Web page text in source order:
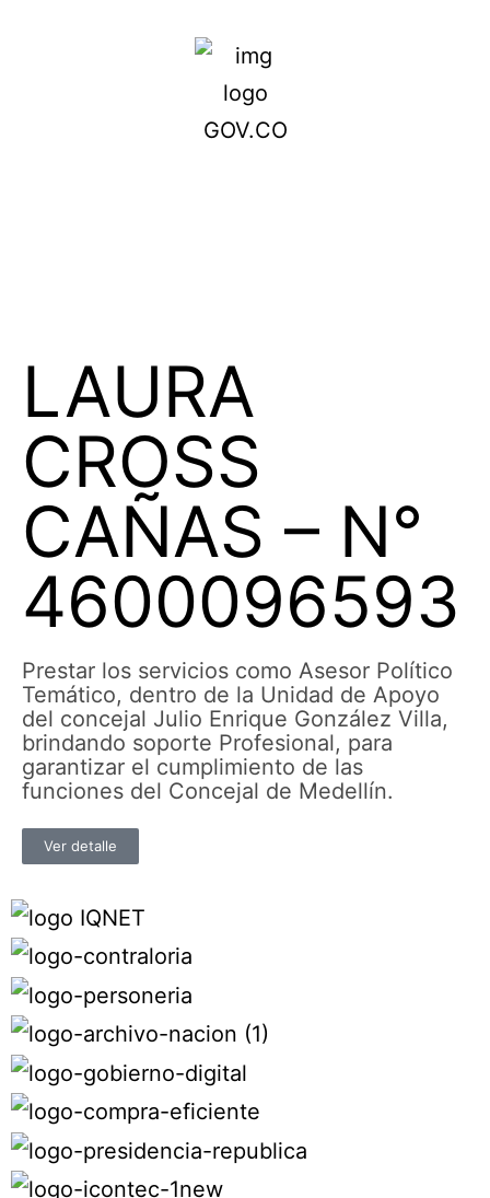
LAURA
CROSS
CAÑAS – N°
4600096593
Prestar los servicios como Asesor Político
Temático, dentro de la Unidad de Apoyo
del concejal Julio Enrique González Villa,
brindando soporte Profesional, para
garantizar el cumplimiento de las
funciones del Concejal de Medellín.
Ver detalle